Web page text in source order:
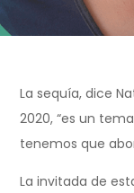
La sequía, dice
2020, “es un
tenemos que
La invitada de